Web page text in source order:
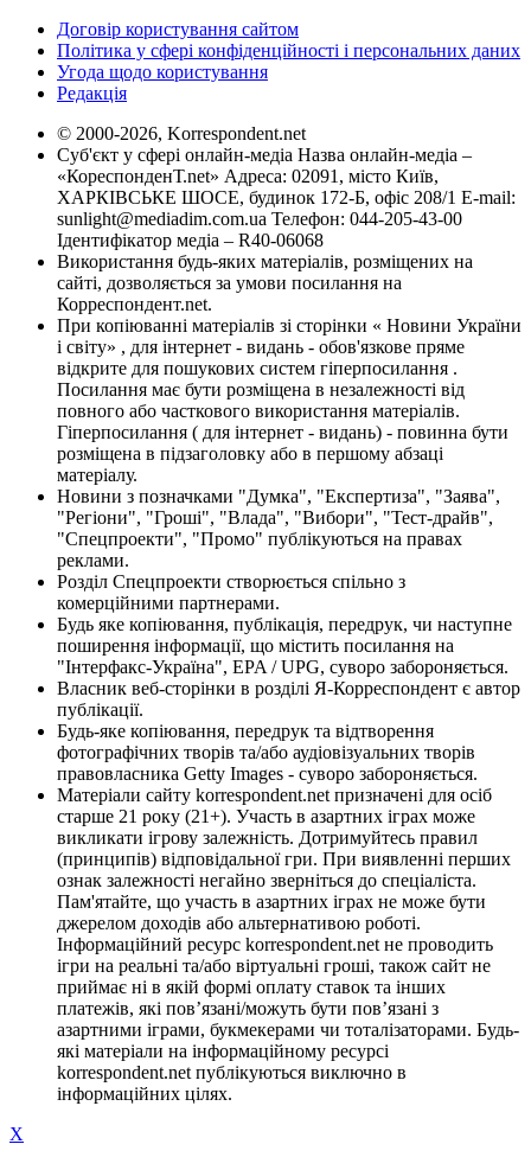
Договір користування сайтом
Політика у сфері конфіденційності і персональних даних
Угода щодо користування
Редакція
© 2000-2026, Korrespondent.net
Суб'єкт у сфері онлайн-медіа Назва онлайн-медіа –
«КореспонденТ.net» Адреса: 02091, місто Київ,
ХАРКІВСЬКЕ ШОСЕ, будинок 172-Б, офіс 208/1 E-mail:
sunlight@mediadim.com.ua Телефон: 044-205-43-00
Ідентифікатор медіа – R40-06068
Використання будь-яких матеріалів, розміщених на
сайті, дозволяється за умови посилання на
Корреспондент.net.
При копіюванні матеріалів зі сторінки « Новини України
і світу» , для інтернет - видань - обов'язкове пряме
відкрите для пошукових систем гіперпосилання .
Посилання має бути розміщена в незалежності від
повного або часткового використання матеріалів.
Гіперпосилання ( для інтернет - видань) - повинна бути
розміщена в підзаголовку або в першому абзаці
матеріалу.
Новини з позначками "Думка", "Експертиза", "Заява",
"Регіони", "Гроші", "Влада", "Вибори", "Тест-драйв",
"Спецпроекти", "Промо" публікуються на правах
реклами.
Розділ Спецпроекти створюється спільно з
комерційними партнерами.
Будь яке копіювання, публікація, передрук, чи наступне
поширення інформації, що містить посилання на
"Інтерфакс-Україна", EPA / UPG, суворо забороняється.
Власник веб-сторінки в розділі Я-Корреспондент є автор
публікації.
Будь-яке копіювання, передрук та відтворення
фотографічних творів та/або аудіовізуальних творів
правовласника Getty Images - суворо забороняється.
Матеріали сайту korrespondent.net призначені для осіб
старше 21 року (21+). Участь в азартних іграх може
викликати ігрову залежність. Дотримуйтесь правил
(принципів) відповідальної гри. При виявленні перших
ознак залежності негайно зверніться до спеціаліста.
Пам'ятайте, що участь в азартних іграх не може бути
джерелом доходів або альтернативою роботі.
Інформаційний ресурс korrespondent.net не проводить
ігри на реальні та/або віртуальні гроші, також сайт не
приймає ні в якій формі оплату ставок та інших
платежів, які пов’язані/можуть бути пов’язані з
азартними іграми, букмекерами чи тоталізаторами. Будь-
які матеріали на інформаційному ресурсі
korrespondent.net публікуються виключно в
інформаційних цілях.
X